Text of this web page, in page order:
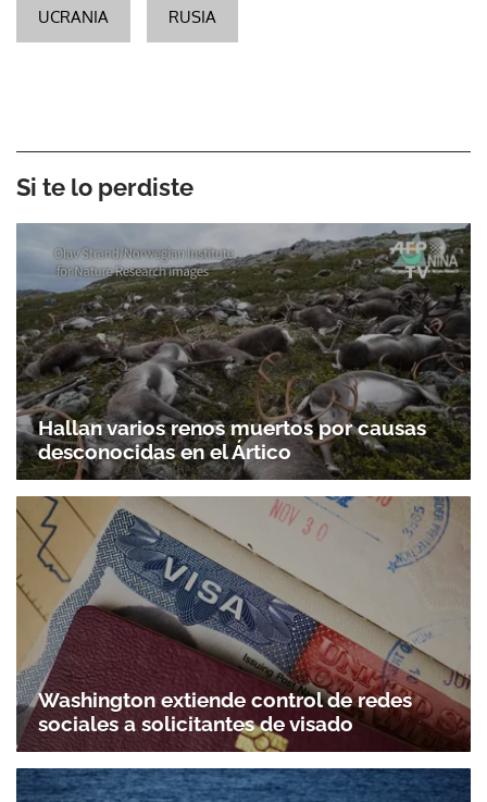
UCRANIA RUSIA
Si te lo perdiste
Hallan varios renos muertos por causas
desconocidas en el Ártico
Washington extiende control de redes
sociales a solicitantes de visado